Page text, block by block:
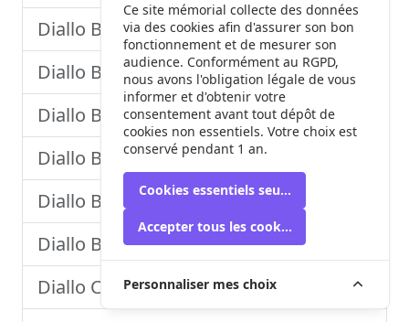
Diallo Boubacar
Diallo Boubacar
Diallo Boubacar
Diallo Boubacar Caro
Diallo Boubacar Caro
Diallo Boubacar Lamine
Diallo Capitaine Mamadou Ballo
Ce site mémorial collecte des données
via des cookies afin d'assurer son bon
fonctionnement et de mesurer son
audience. Conformément au RGPD,
nous avons l'obligation légale de vous
informer et d'obtenir votre
consentement avant tout dépôt de
cookies non essentiels. Votre choix est
conservé pendant 1 an.
Cookies essentiels seulement
Accepter tous les cookies
Personnaliser mes choix